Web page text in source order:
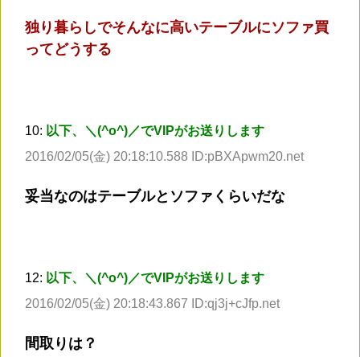
独り暮らしでそんなに高いテーブルにソファ買
ってどうする
10: 以下、＼(^o^)／でVIPがお送りします
2016/02/05(金) 20:18:10.588 ID:pBXApwm20.net
妥当なのはテーブルとソファくらいだな
12: 以下、＼(^o^)／でVIPがお送りします
2016/02/05(金) 20:18:43.867 ID:qj3j+cJfp.net
間取りは？